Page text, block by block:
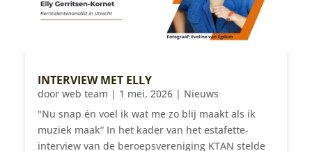
INTERVIEW MET ELLY
door web team | 1 mei, 2026| Nieuws
"Nu snap én voel ik wat me zo blij maakt als ik
muziek maak” In het kader van het estafette-
interview van de beroepsvereniging KTAN stelde